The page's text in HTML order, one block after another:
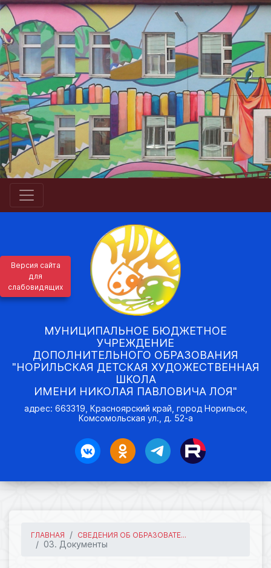
Версия сайта
для
слабовидящих
МУНИЦИПАЛЬНОЕ БЮДЖЕТНОЕ
УЧРЕЖДЕНИЕ
ДОПОЛНИТЕЛЬНОГО ОБРАЗОВАНИЯ
"НОРИЛЬСКАЯ ДЕТСКАЯ ХУДОЖЕСТВЕННАЯ
ШКОЛА
ИМЕНИ НИКОЛАЯ ПАВЛОВИЧА ЛОЯ"
адрес: 663319, Красноярский край, город Норильск,
Комсомольская ул., д. 52-а
ГЛАВНАЯ СВЕДЕНИЯ ОБ ОБРАЗОВАТЕ...
03. Документы